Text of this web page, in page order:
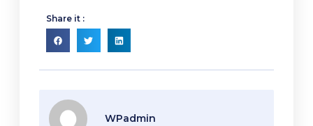
Share it :
WPadmin